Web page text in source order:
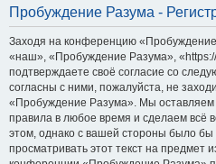
Пробуждение Разума -
Заходя на конференцию
«наш», «Пробуждение Разума»,
подтверждаете своё согласие со
согласны с ними, пожалуйста, не
«Пробуждение Разума». Мы оставляем
правила в любое время и сделаем всё
этом, однако с вашей стороны было
просматривать этот текст на предмет